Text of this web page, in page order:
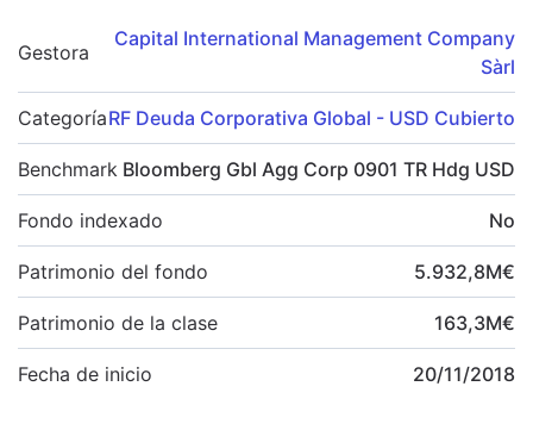
Gestora
Capital International Management Company
Sàrl
CategoríaRF Deuda Corporativa Global - USD Cubierto
Benchmark Bloomberg Gbl Agg Corp 0901 TR Hdg USD
Fondo indexado No
Patrimonio del fondo 5.932,8M€
Patrimonio de la clase 163,3M€
Fecha de inicio 20/11/2018